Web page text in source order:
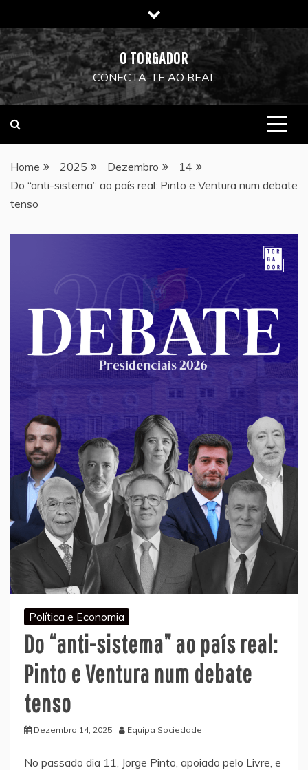
to
content
O TORGADOR
CONECTA-TE AO REAL
Home 2025 Dezembro
14
Do “anti-sistema” ao país real: Pinto e Ventura num debate
tenso
Política e Economia
Do “anti-sistema” ao país real:
Pinto e Ventura num debate
tenso
Dezembro 14, 2025 Equipa Sociedade
No passado dia 11, Jorge Pinto, apoiado pelo Livre, e